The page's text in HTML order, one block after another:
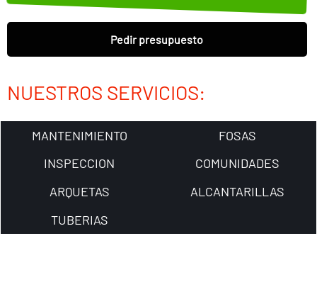
Pedir presupuesto
NUESTROS SERVICIOS:
MANTENIMIENTO
FOSAS
INSPECCION
COMUNIDADES
ARQUETAS
ALCANTARILLAS
TUBERIAS